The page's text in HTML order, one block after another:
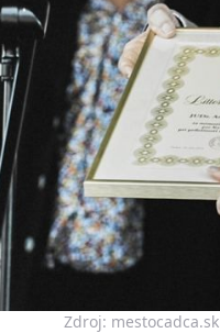
Zdroj: mestocadca.sk